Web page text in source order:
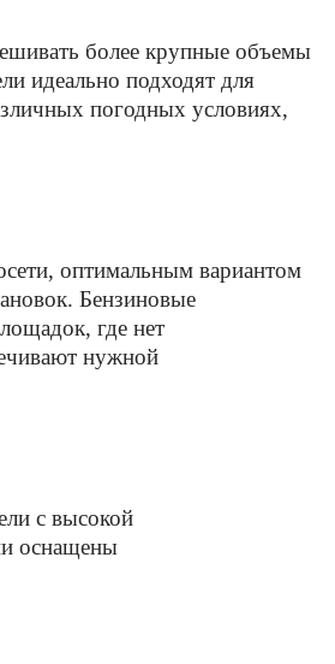
более крупные объемы
идеально подходят для
погодных условиях,
оптимальным вариантом
Бензиновые
где нет
нужной
с высокой
оснащены